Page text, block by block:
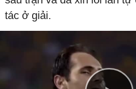
tác ở giải.